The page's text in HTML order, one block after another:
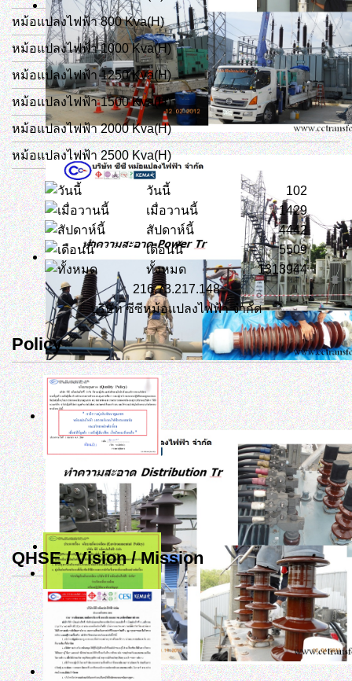
หม้อแปลงไฟฟ้า 800 Kva(H)
หม้อแปลงไฟฟ้า 1000 Kva(H)
หม้อแปลงไฟฟ้า 1250 Kva(H)
หม้อแปลงไฟฟ้า 1500 Kva(H)
หม้อแปลงไฟฟ้า 2000 Kva(H)
หม้อแปลงไฟฟ้า 2500 Kva(H)
วันนี้
102
เมื่อวานนี้
1429
สัปดาห์นี้
4442
เดือนนี้
5509
ทั้งหมด
1313944
216.73.217.148
บริษัท ซีซีหม้อแปลงไฟฟ้า จำกัด
Policy
QHSE / Vision / Mission